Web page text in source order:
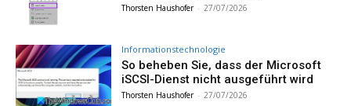
Thorsten Haushofer - 27/07/2026
Informationstechnologie
So beheben Sie, dass der Microsoft
iSCSI-Dienst nicht ausgeführt wird
Thorsten Haushofer - 27/07/2026